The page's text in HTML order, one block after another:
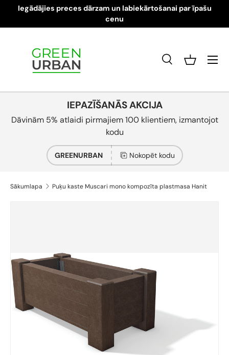
Iegādājies preces dārzam un labiekārtošanai par īpašu
cenu
Meklēt
Produkta veids
MeklētGrozs
Izvēlne
IEPAZĪŠANĀS AKCIJA
Dāvinām 5% atlaidi pirmajiem 100 klientiem, izmantojot
kodu
GREENURBAN Nokopēt kodu
Sākumlapa Puķu kaste Muscari mono kompozīta plastmasa Hanit